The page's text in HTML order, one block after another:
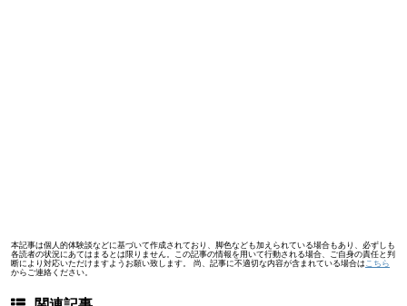
本記事は個人的体験談などに基づいて作成されており、脚色なども加えられている場合もあり、必ずしも
各読者の状況にあてはまるとは限りません。この記事の情報を用いて行動される場合、ご自身の責任と判
断により対応いただけますようお願い致します。 尚、記事に不適切な内容が含まれている場合は こちら
からご連絡ください。